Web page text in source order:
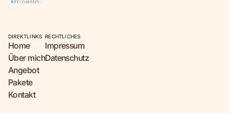
DIREKTLINKS
Home
Über mich
Angebot
Pakete
Kontakt
RECHTLICHES
Impressum
Datenschutz